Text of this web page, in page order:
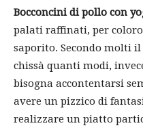
Bocconcini di pollo con
palati raffinati, per
saporito. Secondo molti
chissà quanti modi,
bisogna accontentarsi
avere un pizzico di
realizzare un piatto